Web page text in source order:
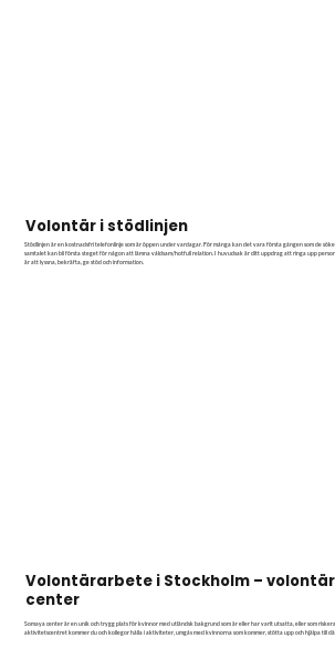
Volontär i stödlinjen
Stödlinjen är en kostnadsfri telefonlinje som är öppen under vardagar. För många kan det vara första gången som de
samtalet kan bli första steget för någon att lämna våldsam/hotfull relation. I huvudsak är ditt uppdrag att ringa upp
är att lyssna, bekräfta, ge stöd och information.
Volontärarbete i Stockholm –
center
Somaya center är en unik och trygg plats för kvinnor med utländsk bakgrund som är eller har varit utsatta, eller som
aktivitetscentret kommer du och kollegor hålla i aktiviteter, umgås med kvinnorna som kommer, stötta upp och hjälpa till